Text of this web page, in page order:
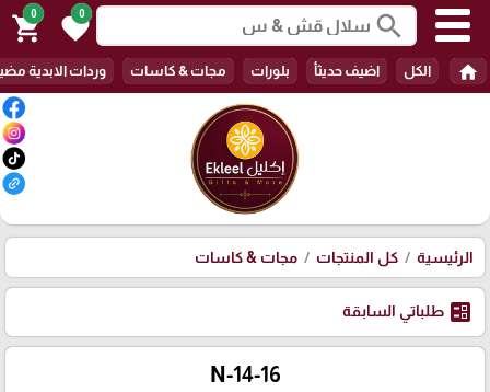
search
0
favorite
0
shopping_cart
home الكل اضيف حديثأ بلورات مجات & كاسات وردات الابدية
الرئيسية كل المنتجات مجات & كاسات
ballot طلباتي السابقة
N-14-16